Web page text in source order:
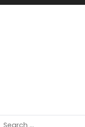
Search